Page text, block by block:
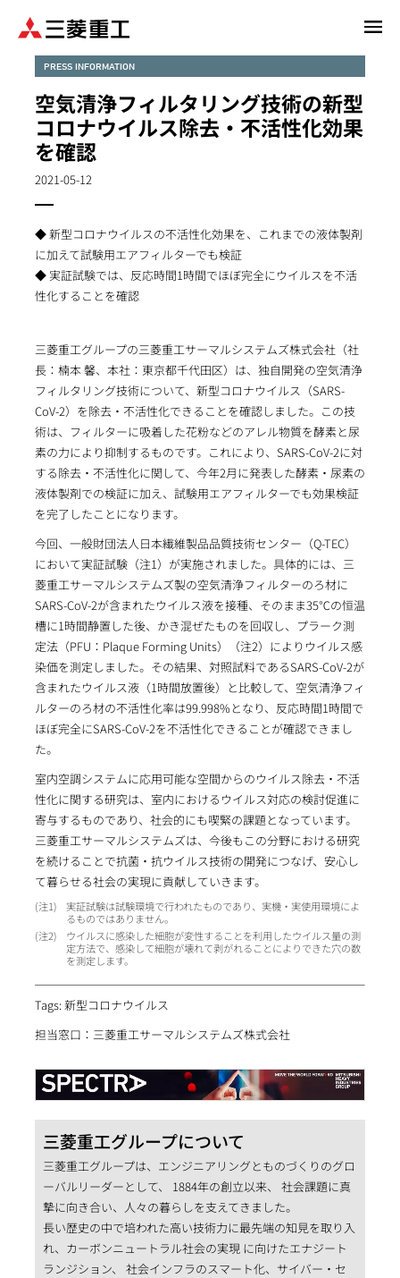
PRESS INFORMATION
空気清浄フィルタリング技術の新型
コロナウイルス除去・不活性化効果
を確認
2021-05-12
◆ 新型コロナウイルスの不活性化効果を、これまでの液体製剤
に加えて試験用エアフィルターでも検証
◆ 実証試験では、反応時間1時間でほぼ完全にウイルスを不活
性化することを確認
三菱重工グループの三菱重工サーマルシステムズ株式会社（社
長：楠本 馨、本社：東京都千代田区）は、独自開発の空気清浄
フィルタリング技術について、新型コロナウイルス（SARS-
CoV-2）を除去・不活性化できることを確認しました。この技
術は、フィルターに吸着した花粉などのアレル物質を酵素と尿
素の力により抑制するものです。これにより、SARS-CoV-2に対
する除去・不活性化に関して、今年2月に発表した酵素・尿素の
液体製剤での検証に加え、試験用エアフィルターでも効果検証
を完了したことになります。
今回、一般財団法人日本繊維製品品質技術センター（Q-TEC）
において実証試験（注1）が実施されました。具体的には、三
菱重工サーマルシステムズ製の空気清浄フィルターのろ材に
SARS-CoV-2が含まれたウイルス液を接種、そのまま35℃の恒温
槽に1時間静置した後、かき混ぜたものを回収し、プラーク測
定法（PFU：Plaque Forming Units）（注2）によりウイルス感
染価を測定しました。その結果、対照試料であるSARS-CoV-2が
含まれたウイルス液（1時間放置後）と比較して、空気清浄フィ
ルターのろ材の不活性化率は99.998%となり、反応時間1時間で
ほぼ完全にSARS-CoV-2を不活性化できることが確認できまし
た。
室内空調システムに応用可能な空間からのウイルス除去・不活
性化に関する研究は、室内におけるウイルス対応の検討促進に
寄与するものであり、社会的にも喫緊の課題となっています。
三菱重工サーマルシステムズは、今後もこの分野における研究
を続けることで抗菌・抗ウイルス技術の開発につなげ、安心し
て暮らせる社会の実現に貢献していきます。
1
実証試験は試験環境で行われたものであり、実機・実使用環境によ
るものではありません。
2
ウイルスに感染した細胞が変性することを利用したウイルス量の測
定方法で、感染して細胞が壊れて剥がれることによりできた穴の数
を測定します。
Tags: 新型コロナウイルス
担当窓口：三菱重工サーマルシステムズ株式会社
三菱重工グループについて
三菱重工グループは、エンジニアリングとものづくりのグロ
ーバルリーダーとして、 1884年の創立以来、 社会課題に真
摯に向き合い、人々の暮らしを支えてきました。
長い歴史の中で培われた高い技術力に最先端の知見を取り入
れ、カーボンニュートラル社会の実現 に向けたエナジート
ランジション、 社会インフラのスマート化、サイバー・セ